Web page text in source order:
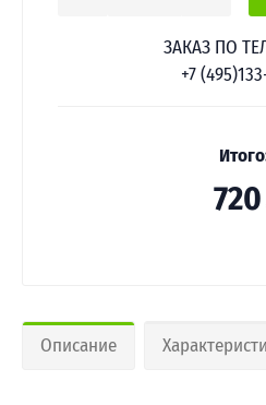
ЗАКАЗ ПО
+7
720
Описание